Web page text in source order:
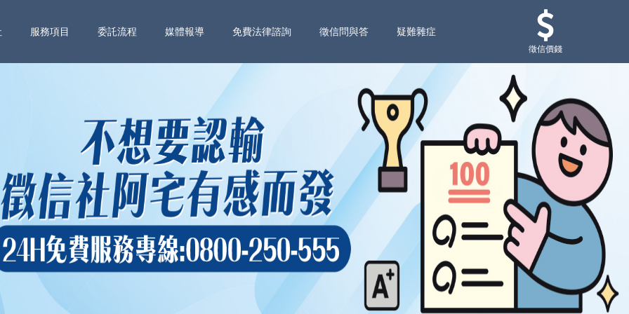
服務項目 委託流程 媒體報導 免費法律諮詢 徵信問與答 疑難雜症
徵信價錢